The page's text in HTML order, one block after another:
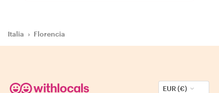
Italia › Florencia
EUR (€)